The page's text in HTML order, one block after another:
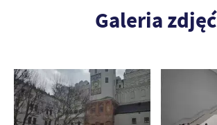
Galeria zdjęć